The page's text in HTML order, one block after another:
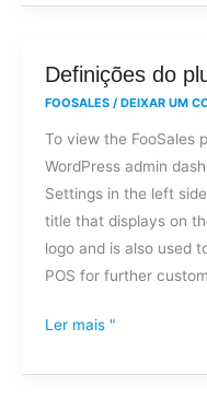
Definições do
FOOSALES / DEIXAR UM
To view the FooSales
WordPress admin
Settings in the left
title that displays on
logo and is also used
POS for further
Definições
do
Ler mais "